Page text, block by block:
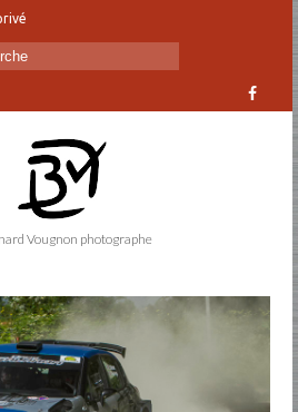
Vougnon photographe